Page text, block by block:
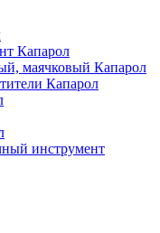
Капарол
маячковый Капарол
Капарол
инструмент